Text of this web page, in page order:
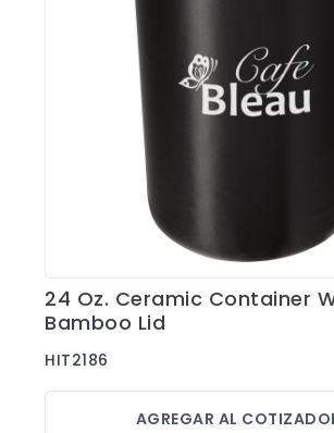
Ver Detalles
24 Oz. Ceramic Container
Bamboo Lid
HIT2186
AGREGAR AL